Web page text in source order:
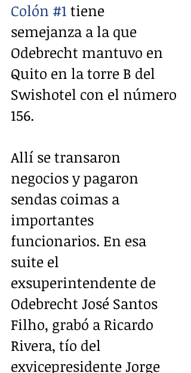
Colón #1 tiene
semejanza a la que
Odebrecht mantuvo en
Quito en la torre B del
Swishotel con el número
156.
Allí se transaron
negocios y pagaron
sendas coimas a
importantes
funcionarios. En esa
suite el
exsuperintendente de
Odebrecht José Santos
Filho, grabó a Ricardo
Rivera, tío del
exvicepresidente Jorge